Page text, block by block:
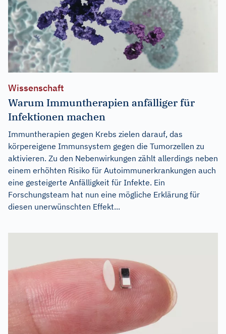
Wissenschaft
Warum Immuntherapien anfälliger für
Infektionen machen
Immuntherapien gegen Krebs zielen darauf, das
körpereigene Immunsystem gegen die Tumorzellen zu
aktivieren. Zu den Nebenwirkungen zählt allerdings neben
einem erhöhten Risiko für Autoimmunerkrankungen auch
eine gesteigerte Anfälligkeit für Infekte. Ein
Forschungsteam hat nun eine mögliche Erklärung für
diesen unerwünschten Effekt...